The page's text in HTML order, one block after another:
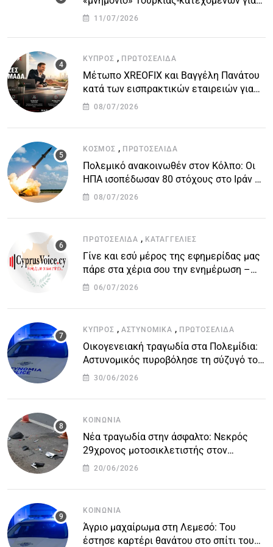
τον υποθαλάσσιο αγωγό
11/07/2026
ΚΎΠΡΟΣ , ΠΡΩΤΟΣΈΛΙΔΑ
Μέτωπο XREOFIX και Βαγγέλη Πανάτου
κατά των εισπρακτικών εταιρειών για
την προστασία των δανειοληπτών
08/07/2026
ΚΌΣΜΟΣ , ΠΡΩΤΟΣΈΛΙΔΑ
Πολεμικό ανακοινωθέν στον Κόλπο: Οι
ΗΠΑ ισοπέδωσαν 80 στόχους στο Ιράν –
Μπαράζ επιθέσεων σε αμερικανικές
08/07/2026
ΠΡΩΤΟΣΈΛΙΔΑ , ΚΑΤΑΓΓΕΛΙΕΣ
Γίνε και εσύ μέρος της εφημερίδας μας
πάρε στα χέρια σου την ενημέρωση –
στείλε το δικό σου άρθρο την δική σου
06/07/2026
ΚΎΠΡΟΣ , ΑΣΤΥΝΟΜΙΚΆ , ΠΡΩΤΟΣΈΛΙΔΑ
Οικογενειακή τραγωδία στα Πολεμίδια:
Αστυνομικός πυροβόλησε τη σύζυγό του
και αυτοκτόνησε
30/06/2026
ΚΟΙΝΩΝΊΑ
Νέα τραγωδία στην άσφαλτο: Νεκρός
29χρονος μοτοσικλετιστής στον
αυτοκινητόδρομο Πάφου – Λεμεσού
20/06/2026
ΚΟΙΝΩΝΊΑ
Άγριο μαχαίρωμα στη Λεμεσό: Του
έστησε καρτέρι θανάτου στο σπίτι του